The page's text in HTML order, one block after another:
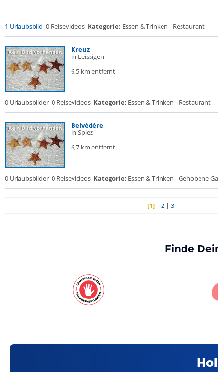
1 Urlaubsbild 0 Reisevideos Kategorie: Essen & Trinken - Restaurant
Kreuz
in Leissigen
6,5 km entfernt
0 Urlaubsbilder 0 Reisevideos Kategorie: Essen & Trinken - Restaurant
Belvédère
in Spiez
6,7 km entfernt
0 Urlaubsbilder 0 Reisevideos Kategorie: Essen & Trinken - Gehobene
[1] |2 |3
Finde